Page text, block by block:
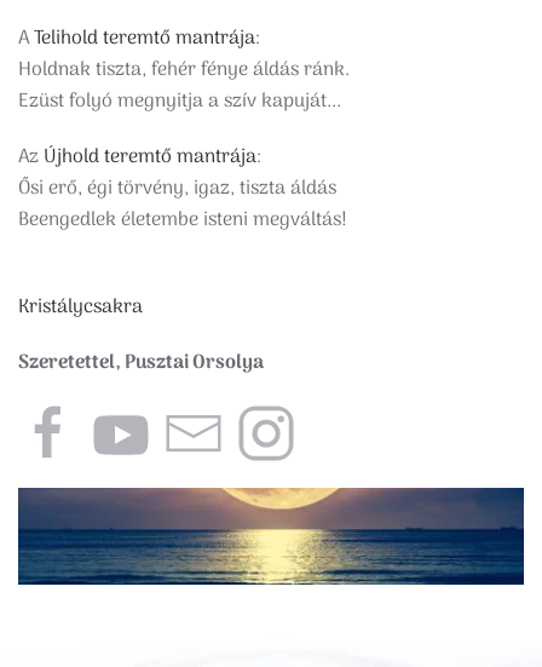
ATelihold teremtő mantrája:
Holdnak tiszta, fehér fénye áldás ránk.
Ezüst folyó megnyitja a szív kapuját...
AzÚjhold teremtő mantrája:
Ősi erő, égi törvény, igaz, tiszta áldás
Beengedlek életembe isteni megváltás!
Kristálycsakra
Szeretettel, Pusztai Orsolya